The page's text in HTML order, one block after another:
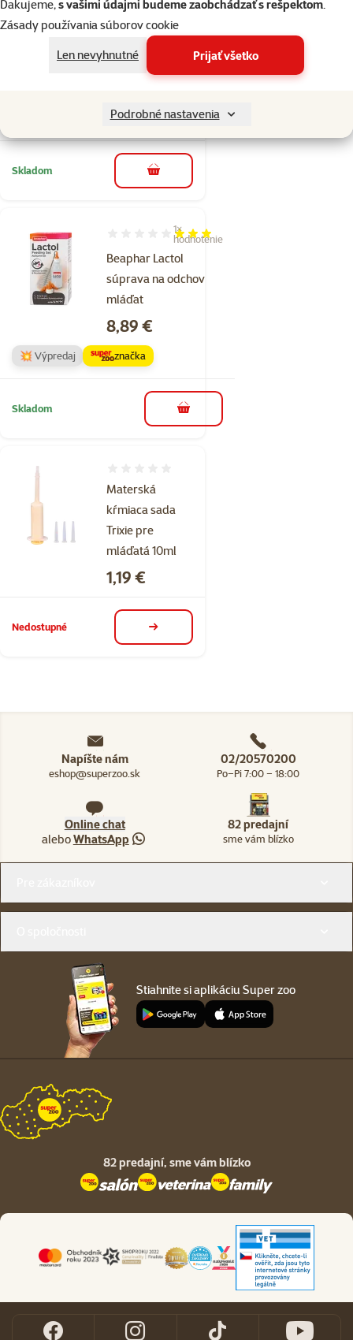
Ďakujeme,s vašimi údajmi budeme zaobchádzať s rešpektom.
Zásady používania súborov cookie
Len nevyhnutné
Prijať všetko
Podrobné nastavenia
Súprava
Beaphar na
odchov mláďat
Hodnotenie 0%
značka
Skladom do košíka
Beaphar Lactol
súprava na odchov
mláďat
Hodnotenie 60%, počet hodnotení: 1
1×
hodnotenie
Cena
8,89 €
💥 Výpredaj značka
Skladom do košíka
Materská
kŕmiaca sada
Trixie pre
mláďatá 10ml
Cena
1,19 €
Nedostupné detail
Napíšte nám
eshop@superzoo.sk
02/20570200
Po–Pi 7:00 – 18:00
Online chat
aleboWhatsApp
82 predajní
sme vám blízko
Stiahnite si aplikáciu Super zoo
82 predajní, sme vám blízko